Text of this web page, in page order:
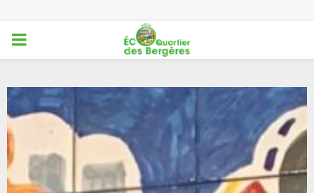
PRIMARY